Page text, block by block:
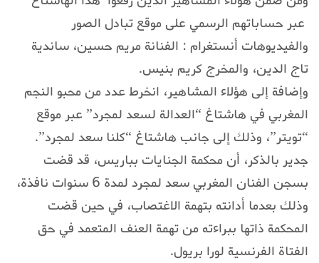
عبر حساباتهم الرسمي على موقع تبادل الصور
والفيديوهات أنستغرام : الفنانة مريم حسين، ساندية
تاج الدين، والمخرج كريم بنيس.
وإضافة إلى هؤلاء المشاهير، انخرط عدد من محبو النجم
المغربي في هاشتاغ “العدالة لسعد لمجرد” عبر موقع
“تويتر”، وذلك إلى جانب هاشتاغ “كلنا سعد لمجرد”.
جدير بالذكر، أن محكمة الجنايات بباريس، قد قضت
بسجن الفنان المغربي سعد لمجرد لمدة 6 سنوات نافذة،
وذلك بعدما أدانته بتهمة الاغتصاب، في حين قضت
المحكمة ذاتها ببراءته من تهمة العنف المتعمد في حق
الفتاة الفرنسية لورا بريول.